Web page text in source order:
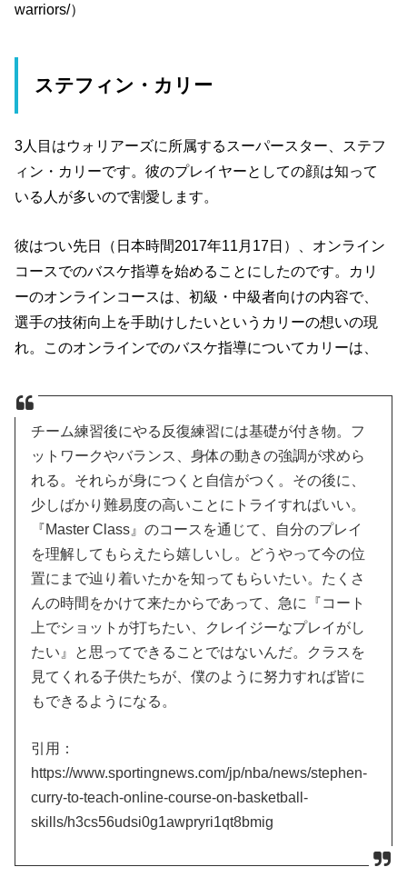
warriors/）
ステフィン・カリー
3人目はウォリアーズに所属するスーパースター、ステフ
ィン・カリーです。彼のプレイヤーとしての顔は知って
いる人が多いので割愛します。
彼はつい先日（日本時間2017年11月17日）、オンライン
コースでのバスケ指導を始めることにしたのです。カリ
ーのオンラインコースは、初級・中級者向けの内容で、
選手の技術向上を手助けしたいというカリーの想いの現
れ。このオンラインでのバスケ指導についてカリーは、
チーム練習後にやる反復練習には基礎が付き物。フ
ットワークやバランス、身体の動きの強調が求めら
れる。それらが身につくと自信がつく。その後に、
少しばかり難易度の高いことにトライすればいい。
『Master Class』のコースを通じて、自分のプレイ
を理解してもらえたら嬉しいし。どうやって今の位
置にまで辿り着いたかを知ってもらいたい。たくさ
んの時間をかけて来たからであって、急に『コート
上でショットが打ちたい、クレイジーなプレイがし
たい』と思ってできることではないんだ。クラスを
見てくれる子供たちが、僕のように努力すれば皆に
もできるようになる。
引用：
https://www.sportingnews.com/jp/nba/news/stephen-
curry-to-teach-online-course-on-basketball-
skills/h3cs56udsi0g1awpryri1qt8bmig